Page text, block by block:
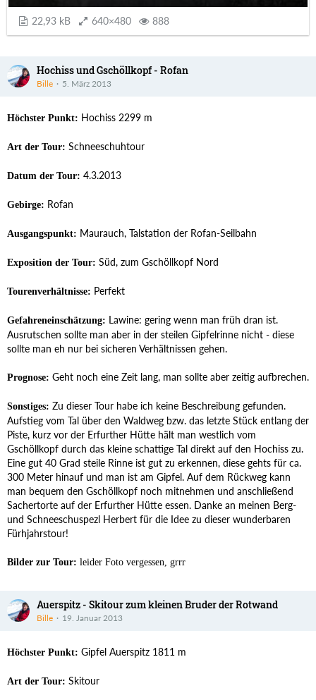
22,93 kB 640×480 888
Hochiss und Gschöllkopf - Rofan
Bille 5. März 2013
Höchster Punkt: Hochiss 2299 m
Art der Tour: Schneeschuhtour
Datum der Tour: 4.3.2013
Gebirge: Rofan
Ausgangspunkt: Maurauch, Talstation der Rofan-Seilbahn
Exposition der Tour: Süd, zum Gschöllkopf Nord
Tourenverhältnisse: Perfekt
Gefahreneinschätzung: Lawine: gering wenn man früh dran ist.
Ausrutschen sollte man aber in der steilen Gipfelrinne nicht - diese
sollte man eh nur bei sicheren Verhältnissen gehen.
Prognose: Geht noch eine Zeit lang, man sollte aber zeitig aufbrechen.
Sonstiges: Zu dieser Tour habe ich keine Beschreibung gefunden.
Aufstieg vom Tal über den Waldweg bzw. das letzte Stück entlang der
Piste, kurz vor der Erfurther Hütte hält man westlich vom
Gschöllkopf durch das kleine schattige Tal direkt auf den Hochiss zu.
Eine gut 40 Grad steile Rinne ist gut zu erkennen, diese gehts für ca.
300 Meter hinauf und man ist am Gipfel. Auf dem Rückweg kann
man bequem den Gschöllkopf noch mitnehmen und anschließend
Sachertorte auf der Erfurther Hütte essen. Danke an meinen Berg-
und Schneeschuspezl Herbert für die Idee zu dieser wunderbaren
Fürhjahrstour!
Bilder zur Tour: leider Foto vergessen, grrr
Auerspitz - Skitour zum kleinen Bruder der Rotwand
Bille 19. Januar 2013
Höchster Punkt: Gipfel Auerspitz 1811 m
Art der Tour: Skitour